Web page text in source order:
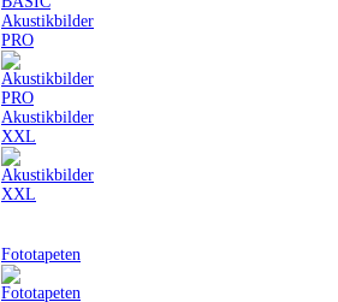
Akustikbilder
PRO
Akustikbilder
XXL
Fototapeten